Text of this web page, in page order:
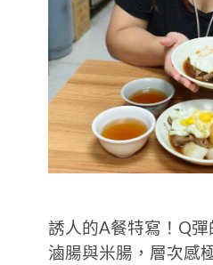
誘人的A餐特寫！Q
滷腸與米腸，層次感